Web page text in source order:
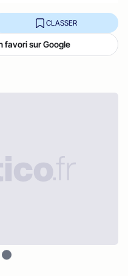
CLASSER
favori sur Google